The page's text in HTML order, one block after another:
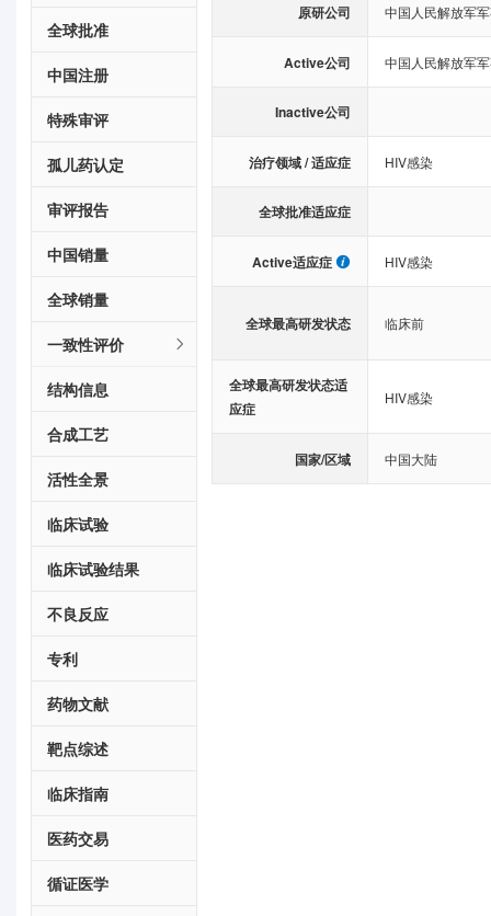
全球批准
中国注册
特殊审评
孤儿药认定
审评报告
中国销量
全球销量
一致性评价
结构信息
合成工艺
活性全景
临床试验
临床试验结果
不良反应
专利
药物文献
靶点综述
临床指南
医药交易
循证医学
原研公司 中国人民解放军
Active公司 中国人民解放军
Inactive公司
治疗领域 / 适应症 HIV感染
全球批准适应症
Active适应症 HIV感染
全球最高研发状态 临床前
全球最高研发状态适
应症
HIV感染
国家/区域 中国大陆